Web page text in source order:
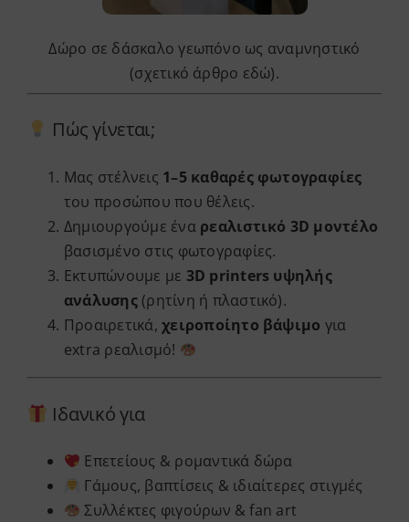
Δώρο σε δάσκαλο γεωπόνο ως αναμνηστικό
(σχετικό άρθρο εδώ).
Πώς γίνεται;
Μας στέλνεις 1–5 καθαρές φωτογραφίες
του προσώπου που θέλεις.
Δημιουργούμε ένα ρεαλιστικό 3D μοντέλο
βασισμένο στις φωτογραφίες.
Εκτυπώνουμε με 3D printers υψηλής
ανάλυσης(ρητίνη ή πλαστικό).
Προαιρετικά,χειροποίητο βάψιμο για
extra ρεαλισμό!
Ιδανικό για
Επετείους & ρομαντικά δώρα
Γάμους, βαπτίσεις & ιδιαίτερες στιγμές
Συλλέκτες φιγούρων & fan art